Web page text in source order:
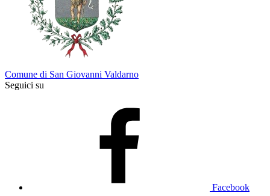
Comune di San Giovanni Valdarno
Seguici su
Facebook